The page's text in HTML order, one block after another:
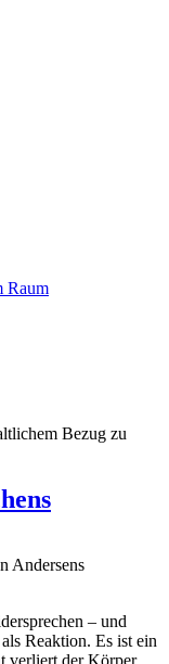
Raum
Bezug zu
Andersens
– und
Reaktion. Es ist ein
verliert der Körper